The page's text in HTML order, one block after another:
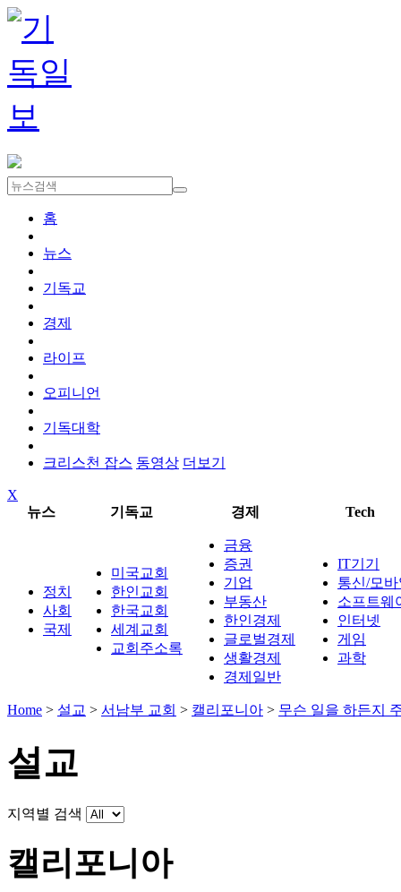
홈
뉴스
기독교
경제
라이프
오피니언
기독대학
크리스천 잡스 동영상 더보기
X
뉴스
기독교 경제 Tech
정치
사회
국제
미국교회
한인교회
한국교회
세계교회
교회주소록
금융
증권
기업
부동산
한인경제
글로벌경제
생활경제
경제일반
IT기기
통신/모
소프트웨
인터넷
게임
과학
Home > 설교 > 서남부 교회 > 캘리포니아 > 무슨 일을 하든지
설교
지역별 검색
캘리포니아